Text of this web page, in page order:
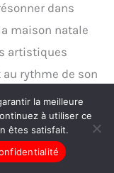
dans
maison natale
artistiques
rythme de son
événements
l’œuvre de
de son
de Bonn à
la meilleure
à utiliser ce
êtes satisfait.